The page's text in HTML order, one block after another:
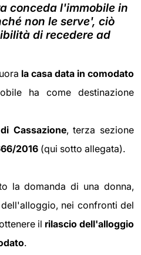
conceda l'immobile in
non le serve', ciò
di recedere ad
la casa data in comodato
ha come destinazione
Cassazione, terza sezione
2016 (qui sotto allegata).
la domanda di una donna,
nei confronti del
il rilascio dell'alloggio
.